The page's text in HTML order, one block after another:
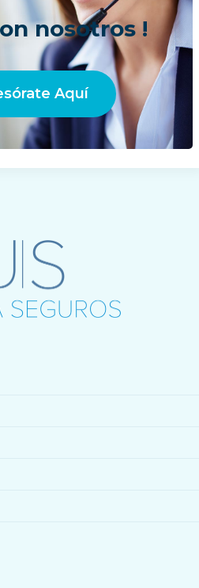
nosotros !
Aquí